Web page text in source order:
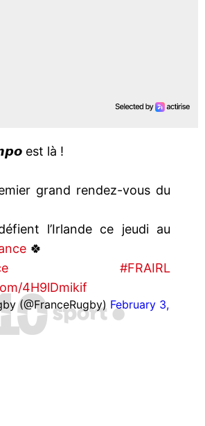
est là !
grand rendez-vous du
l’Irlande ce jeudi au
🍀
#FRAIRL
4H9lDmikif
(@FranceRugby) February 3,